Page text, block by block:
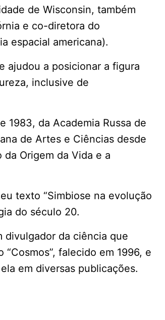
de Wisconsin, também
e co-diretora do
espacial americana).
ajudou a posicionar a figura
inclusive de
1983, da Academia Russa de
de Artes e Ciências desde
Origem da Vida e a
texto “Simbiose na evolução
do século 20.
divulgador da ciência que
falecido em 1996, e
em diversas publicações.